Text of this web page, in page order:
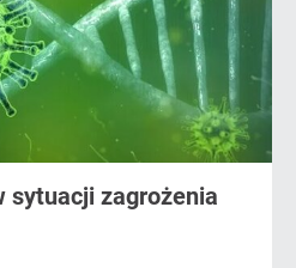
sytuacji zagrożenia